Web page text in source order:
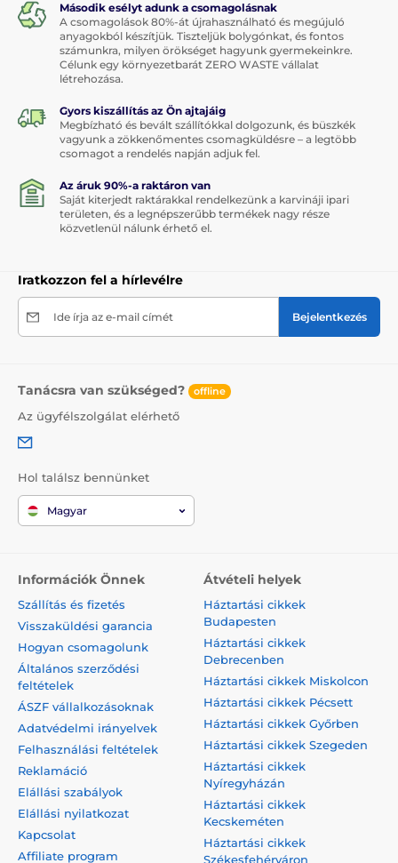
Második esélyt adunk a csomagolásnak
A csomagolások 80%-át újrahasználható és megújuló
anyagokból készítjük. Tiszteljük bolygónkat, és fontos
számunkra, milyen örökséget hagyunk gyermekeinkre.
Célunk egy környezetbarát ZERO WASTE vállalat
létrehozása.
Gyors kiszállítás az Ön ajtajáig
Megbízható és bevált szállítókkal dolgozunk, és büszkék
vagyunk a zökkenőmentes csomagküldésre – a legtöbb
csomagot a rendelés napján adjuk fel.
Az áruk 90%-a raktáron van
Saját kiterjedt raktárakkal rendelkezünk a karvináji ipari
területen, és a legnépszerűbb termékek nagy része
közvetlenül nálunk érhető el.
Iratkozzon fel a hírlevélre
Ide írja az e-mail címét Bejelentkezés
Tanácsra van szükséged? offline
Az ügyfélszolgálat elérhető
Hol találsz bennünket
Magyar
Információk Önnek
Szállítás és fizetés
Visszaküldési garancia
Hogyan csomagolunk
Általános szerződési
feltételek
ÁSZF vállalkozásoknak
Adatvédelmi irányelvek
Felhasználási feltételek
Reklamáció
Elállási szabályok
Elállási nyilatkozat
Kapcsolat
Affiliate program
Átvételi helyek
Háztartási cikkek
Budapesten
Háztartási cikkek
Debrecenben
Háztartási cikkek Miskolcon
Háztartási cikkek Pécsett
Háztartási cikkek Győrben
Háztartási cikkek Szegeden
Háztartási cikkek
Nyíregyházán
Háztartási cikkek
Kecskeméten
Háztartási cikkek
Székesfehérváron